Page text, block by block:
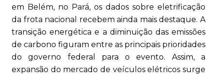
em Belém, no Pará, os dados sobre eletrificação
da frota nacional recebem ainda mais destaque. A
transição energética e a diminuição das emissões
de carbono figuram entre as principais prioridades
do governo federal para o evento. Assim, a
expansão do mercado de veículos elétricos surge